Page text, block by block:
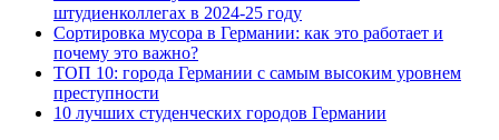
штудиенколлегах в 2024-25 году
Сортировка мусора в Германии: как это работает и
почему это важно?
ТОП 10: города Германии с самым высоким уровнем
преступности
10 лучших студенческих городов Германии